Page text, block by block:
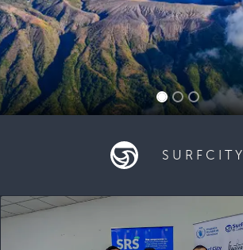
SURFCITY